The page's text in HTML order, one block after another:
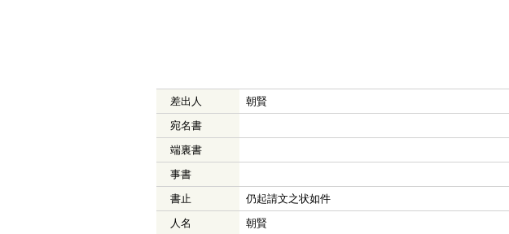
差出人
朝賢
宛名書
端裏書
事書
書止
仍起請文之状如件
人名
朝賢